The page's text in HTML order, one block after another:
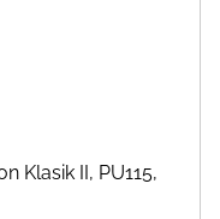
Klasik II, PU115,